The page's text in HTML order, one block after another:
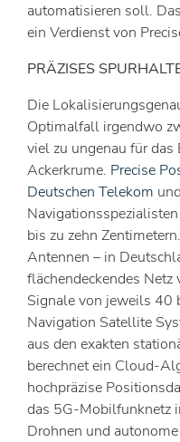
automatisieren soll.
ein Verdienst von
PRÄZISES
Die
Optimalfall irgendwo
viel zu ungenau für das
Ackerkrume. Precise
Deutschen Telekom
bis zu zehn
Antennen – in
flächendeckendes
Signale von jeweils
Navigation Satellite
aus den exakten
berechnet ein Cloud-
hochpräzise
das 5G-Mobilfunknetz
Drohnen und